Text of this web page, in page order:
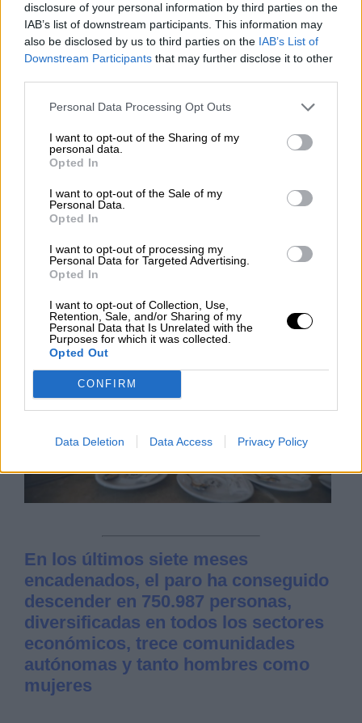
disclosure of your personal information by third parties on the
IAB’s list of downstream participants. This information may
also be disclosed by us to third parties on the IAB’s List of
Downstream Participants that may further disclose it to other
Personal Data Processing Opt Outs
I want to opt-out of the Sharing of my
personal data.
Opted In
I want to opt-out of the Sale of my
Personal Data.
Opted In
I want to opt-out of processing my
Personal Data for Targeted Advertising.
Opted In
I want to opt-out of Collection, Use,
Retention, Sale, and/or Sharing of my
Personal Data that Is Unrelated with the
Purposes for which it was collected.
Opted Out
CONFIRM
Data Deletion Data Access Privacy Policy
septiembre, con 76.113
desempleados menos
El Servicio Público de Empleo Estatal (SEPE) ha
caída de 76.113 parados menos, lo que supone
agosto. Así, se rompe la tendencia alcista que
suele tener septiembre históricamente y que no se
registraba desde el año 2000 con una
descenso, en el que el registro total ha disminuido
en 750.987 personas.
AUTOR CELIA MARTÍN
LUNES, 04 OCTUBRE 2021
En los últimos siete meses
encadenados, el paro ha conseguido
descender en 750.987 personas,
diversificadas en todos los sectores
económicos, trece comunidades
autónomas y tanto hombres como
mujeres